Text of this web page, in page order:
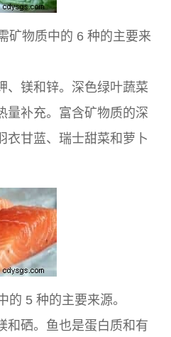
矿物质中的 6 种的主要来
、镁和锌。深色绿叶蔬菜
量补充。富含矿物质的深
衣甘蓝、瑞士甜菜和萝卜
的 5 种的主要来源。
和硒。鱼也是蛋白质和有